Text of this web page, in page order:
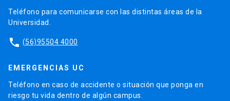
Teléfono para comunicarse con las distintas áreas de la
Universidad.
phone (56)95504 4000
EMERGENCIAS UC
Teléfono en caso de accidente o situación que ponga en
riesgo tu vida dentro de algún campus.